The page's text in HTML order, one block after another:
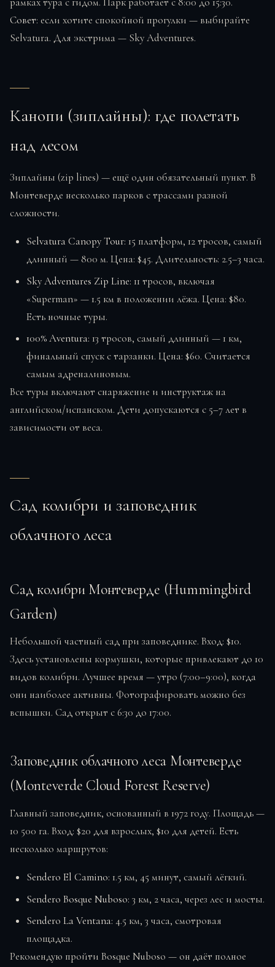
Совет: если хотите спокойной прогулки — выбирайте
Selvatura. Для экстрима — Sky Adventures.
Канопи (зиплайны): где полетать
над лесом
Зиплайны (zip lines) — ещё один обязательный пункт. В
Монтеверде несколько парков с трассами разной
сложности.
Selvatura Canopy Tour: 15 платформ, 12 тросов, самый
длинный — 800 м. Цена: $45. Длительность: 2.5–3 часа.
Sky Adventures Zip Line: 11 тросов, включая
«Superman» — 1.5 км в положении лёжа. Цена: $80.
Есть ночные туры.
100% Aventura: 13 тросов, самый длинный — 1 км,
финальный спуск с тарзанки. Цена: $60. Считается
самым адреналиновым.
Все туры включают снаряжение и инструктаж на
английском/испанском. Дети допускаются с 5–7 лет в
зависимости от веса.
Сад колибри и заповедник
облачного леса
Сад колибри Монтеверде (Hummingbird
Garden)
Небольшой частный сад при заповеднике. Вход: $10.
Здесь установлены кормушки, которые привлекают до 10
видов колибри. Лучшее время — утро (7:00–9:00), когда
они наиболее активны. Фотографировать можно без
вспышки. Сад открыт с 6:30 до 17:00.
Заповедник облачного леса Монтеверде
(Monteverde Cloud Forest Reserve)
Главный заповедник, основанный в 1972 году. Площадь —
10 500 га. Вход: $20 для взрослых, $10 для детей. Есть
несколько маршрутов:
Sendero El Camino: 1.5 км, 45 минут, самый лёгкий.
Sendero Bosque Nuboso: 3 км, 2 часа, через лес и мосты.
Sendero La Ventana: 4.5 км, 3 часа, смотровая
площадка.
Рекомендую пройти Bosque Nuboso — он даёт полное